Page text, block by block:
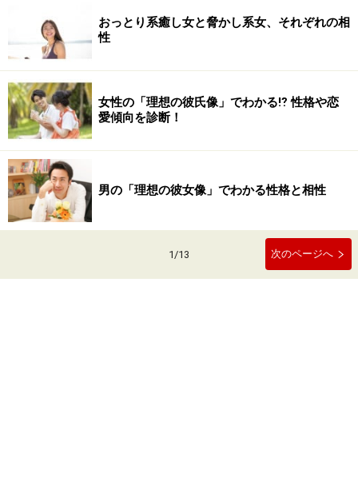
おっとり系癒し女と脅かし系女、それぞれの相
性
女性の「理想の彼氏像」でわかる⁉ 性格や恋
愛傾向を診断！
男の「理想の彼女像」でわかる性格と相性
1/13 次のページへ